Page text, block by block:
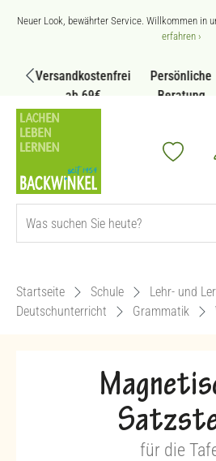
Zum Hauptinhalt springen
Neuer Look, bewährter Service. Willkommen in
erfahren ›
Versandkostenfrei
ab 69€
Persönliche
Beratung
Startseite Schule
Lehr- und
Deutschunterricht
Grammatik
für die